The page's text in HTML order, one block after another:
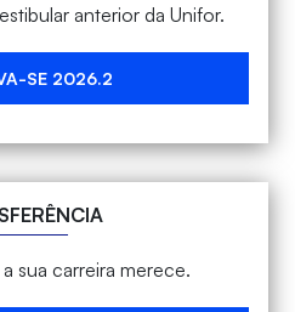
anterior da Unifor.
SE 2026.2
sua carreira merece.